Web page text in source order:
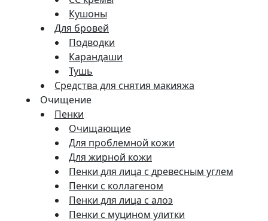
Кушоны
Для бровей
Подводки
Карандаши
Тушь
Средства для снятия макияжа
Очищение
Пенки
Очищающие
Для проблемной кожи
Для жирной кожи
Пенки для лица с древесным углем
Пенки с коллагеном
Пенки для лица с алоэ
Пенки с муцином улитки